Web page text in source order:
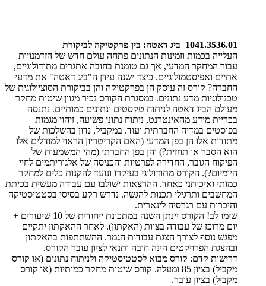
1041.3536.01 ביג דאטה: בין פרקטיקה לביקורת
העלייה בכמות וזמינות הנתונים פתחה עולם חדש של הזדמנויות
עבור המחקר המדעי, אך גם טומנת בחובה אתגרים מתודולוגיים,
אתיים ואפיסטמולוגיים. כיצד ישנה עידן ה"ביג דאטה" את מדעי
החברה? קורס זה עוסק הן בפרקטיקה והן בביקורת הסוציולוגית של
טכנולוגיות מדע נתונים. במסגרת הקורס נכיר מגוון שיטות מחקר
מעולם הביג דאטה לניתוח טקסטים ונתונים כמותיים. נתנסה
בכריית מידע מהאינטרנט, ניתוח נתוני פשיעה, זיהוי מגמות
בפוסטים במדיה החברתית ועוד. במקביל, נדון בהשלכות של
מתודות אלו הן בפן המדעי (האם הקריטריון הראוי למודלים אלו
הוא הסבר או תחזית?) והן בפן החברתי (מהי המשמעות של
הפיקוח הגובר, החדירה לפרטיות והכניסה של אלגוריתמים לחיי
היומיום?). הקורס מתודולוגי בעיקרו ונועד להקנות כלים למחקר
כמותי ואיכותני כאחד. ההרצאות ישולבו עם עבודה מעשית בכיתת
המחשבים ותרגילי תכנות להגשה. נדרש רקע בסיסי בסטטיסטיקה
והיכרות עם רגרסיה לינארית.
שימו לב! הקורס יינתן השנה במתכונת ייחודית של 10 שיעורים +
יום מרוכז של עבודה בצוות (האקתון). לאחר ההאקתון יתקיים
מפגש נוסף לצורך הצגת עבודות הגמר. ההשתתפות בהאקתון
ובהצגת הפרויקטים הינה חובה ותנאי לציון עובר הקורס.
​​דרישות קדם: קורס מבוא לסטטיסטיקה ולניתוח נתונים (או קורס
מקביל) בציון 85 ומעלה. קורס שיטות מחקר כמותיות (או קורס
מקביל) בציון עובר.